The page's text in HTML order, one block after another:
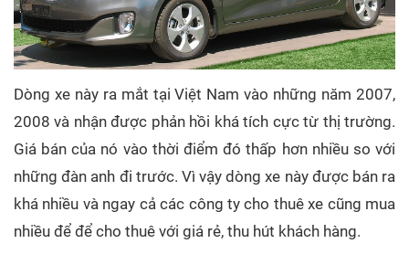
Dòng xe này ra mắt tại Việt Nam vào những năm 2007,
2008 và nhận được phản hồi khá tích cực từ thị trường.
Giá bán của nó vào thời điểm đó thấp hơn nhiều so với
những đàn anh đi trước. Vì vậy dòng xe này được bán ra
khá nhiều và ngay cả các công ty cho thuê xe cũng mua
nhiều để để cho thuê với giá rẻ, thu hút khách hàng.